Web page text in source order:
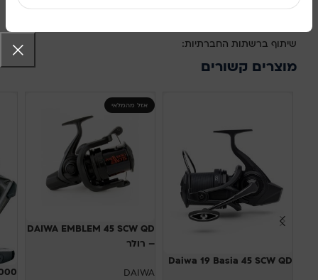
שיתוף ברשתות החברתיות:
מוצרים קשורים
Daiwa 19 Basia 45 SCW QD
אזל מהמלאי
DAIWA EMBLEM 45 SCW QD
– רולר
DAIWA